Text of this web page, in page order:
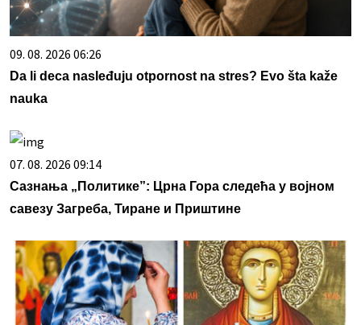
09. 08. 2026 06:26
Da li deca nasleđuju otpornost na stres? Evo šta kaže
nauka
07. 08. 2026 09:14
Сазнања „Политике”: Црна Гора следећа у војном
савезу Загреба, Тиране и Приштине